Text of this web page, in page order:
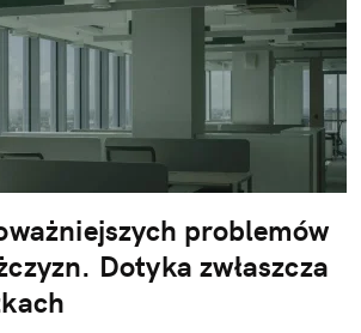
problemów
Dotyka zwłaszcza